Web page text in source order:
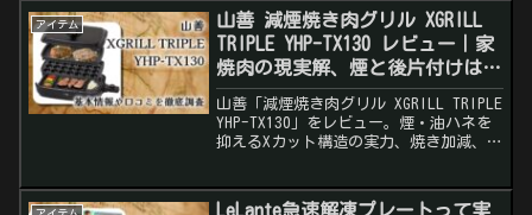
紹介しています。
アイテム
山善 減煙焼き肉グリル XGRILL
TRIPLE YHP-TX130 レビュー｜家
焼肉の現実解、煙と後片付けはこ
こまで減る
山善「減煙焼き肉グリル XGRILL TRIPLE
YHP-TX130」をレビュー。煙・油ハネを
抑えるXカット構造の実力、焼き加減、た
LeLante急速解凍プレートって実